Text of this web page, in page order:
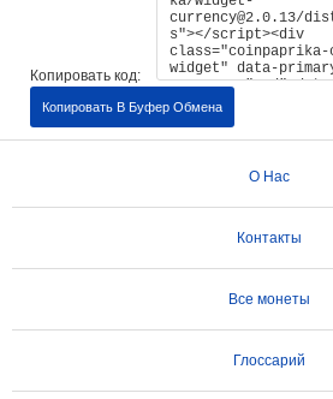
Копировать код:
Копировать В Буфер Обмена
О Нас
Контакты
Все монеты
Глоссарий